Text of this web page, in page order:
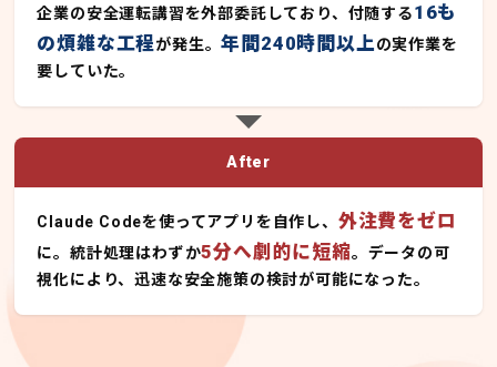
企業の安全運転講習を外部委託しており、付随する16も
の煩雑な工程が発生。年間240時間以上の実作業を
要していた。
After
Claude Codeを使ってアプリを自作し、 外注費をゼロ
に。統計処理はわずか5分へ劇的に短縮。データの可
視化により、迅速な安全施策の検討が可能になった。